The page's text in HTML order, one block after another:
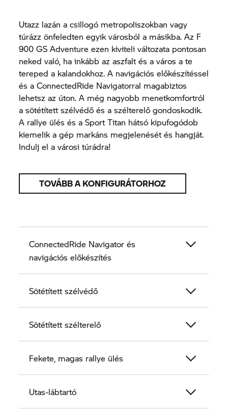
Utazz lazán a csillogó metropoliszokban vagy
túrázz önfeledten egyik városból a másikba. Az F
900 GS Adventure ezen kiviteli változata pontosan
neked való, ha inkább az aszfalt és a város a te
tereped a kalandokhoz. A navigációs előkészítéssel
és a ConnectedRide Navigatorral magabiztos
lehetsz az úton. A még nagyobb menetkomfortról
a sötétített szélvédő és a szélterelő gondoskodik.
A rallye ülés és a Sport Titan hátsó kipufogódob
kiemelik a gép markáns megjelenését és hangját.
Indulj el a városi túrádra!
TOVÁBB A KONFIGURÁTORHOZ
ConnectedRide Navigator és
navigációs előkészítés
Sötétített szélvédő
Sötétített szélterelő
Fekete, magas rallye ülés
Utas-lábtartó